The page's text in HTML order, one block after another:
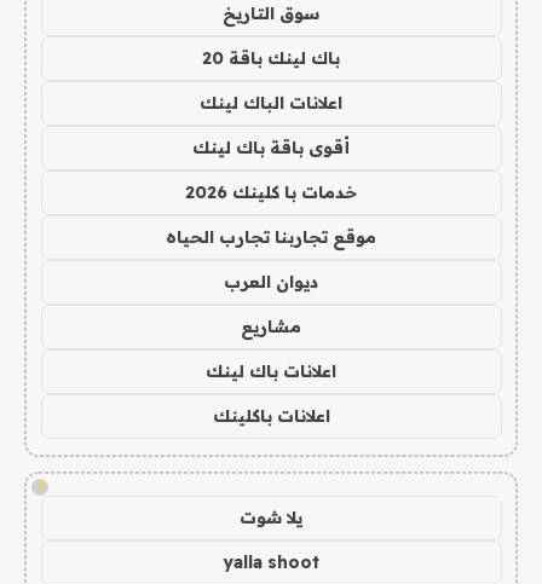
سوق التاريخ
باك لينك باقة 20
اعلانات الباك لينك
أقوى باقة باك لينك
خدمات با كلينك 2026
موقع تجاربنا تجارب الحياه
ديوان العرب
مشاريع
اعلانات باك لينك
اعلانات باكلينك
!
يلا شوت
yalla shoot